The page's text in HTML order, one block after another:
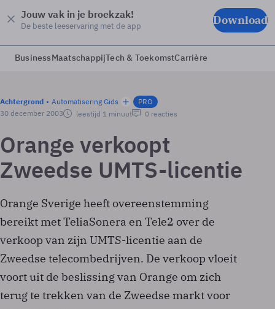
Jouw vak in je broekzak!
De beste leeservaring met de app Download
BusinessMaatschappijTech & ToekomstCarrière
Achtergrond Automatisering Gids
PRO
30 december 2003
leestijd 1 minuut 0 reacties
Orange verkoopt
Zweedse UMTS-licentie
Orange Sverige heeft overeenstemming
bereikt met TeliaSonera en Tele2 over de
verkoop van zijn UMTS-licentie aan de
Zweedse telecombedrijven. De verkoop vloeit
voort uit de beslissing van Orange om zich
terug te trekken van de Zweedse markt voor